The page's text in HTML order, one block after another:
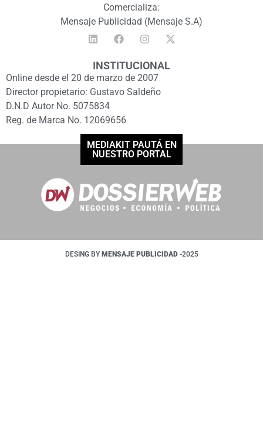
Comercializa:
Mensaje Publicidad (Mensaje S.A)
INSTITUCIONAL
Online desde el 20 de marzo de 2007
Director propietario: Gustavo Saldeño
D.N.D Autor No. 5075834
Reg. de Marca No. 12069656
MEDIAKIT PAUTÁ EN
NUESTRO PORTAL
DESING BY MENSAJE PUBLICIDAD -2025